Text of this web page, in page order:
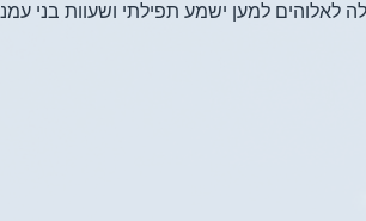
לאלוהים למען ישמע תפילתי ושעוות בני